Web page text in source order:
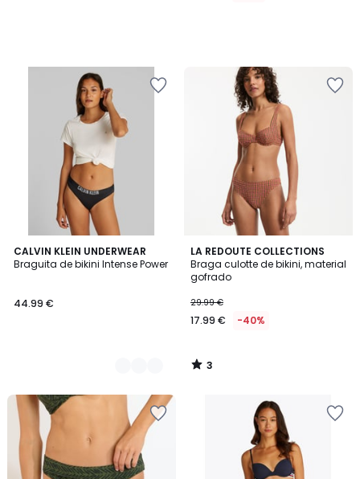
CALVIN KLEIN UNDERWEAR
Braguita de bikini Intense Power
44.99 €
2
Colores
LA REDOUTE COLLECTIONS
Braga culotte de bikini, material
gofrado
29.99 €
17.99 € -40%
3
/
5
3
/